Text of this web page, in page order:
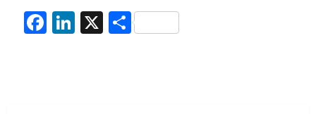
Facebook
LinkedIn
X Share